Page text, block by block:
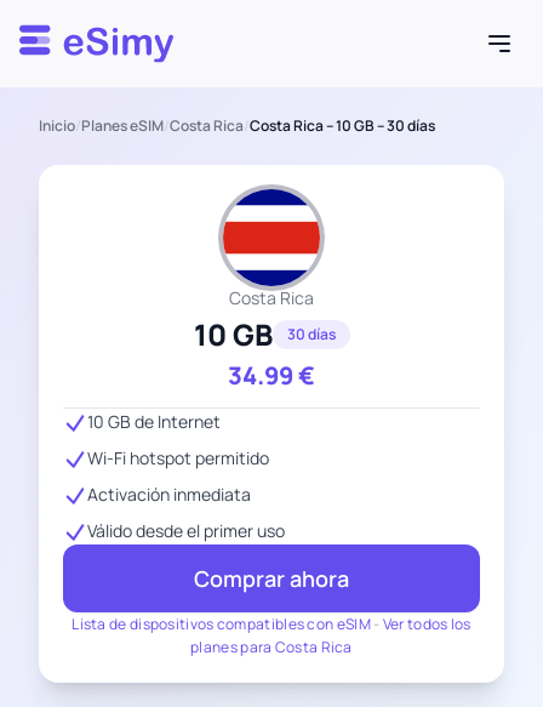
Esimy
Inicio/Planes eSIM/Costa Rica/Costa Rica – 10 GB – 30 días
Costa Rica
10 GB 30 días
34.99€
Lista de dispositivos compatibles con eSIM- Ver todos los
planes para Costa Rica
10 GB de Internet
Wi-Fi hotspot permitido
Activación inmediata
Válido desde el primer uso
Comprar ahora